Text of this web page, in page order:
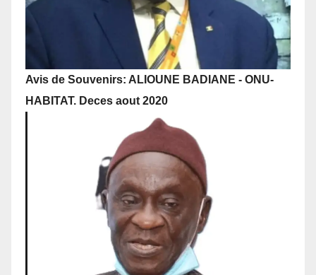
Avis de Souvenirs: ALIOUNE BADIANE - ONU-
HABITAT. Deces aout 2020